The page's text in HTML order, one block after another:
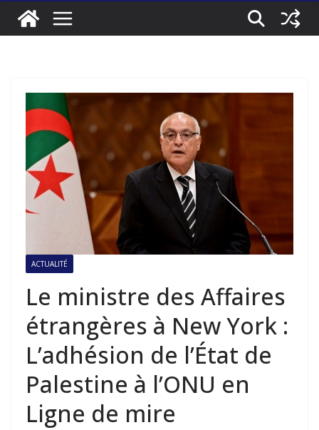
ACTUALITÉ
Le ministre des Affaires
étrangères à New York :
L’adhésion de l’État de
Palestine à l’ONU en
Ligne de mire